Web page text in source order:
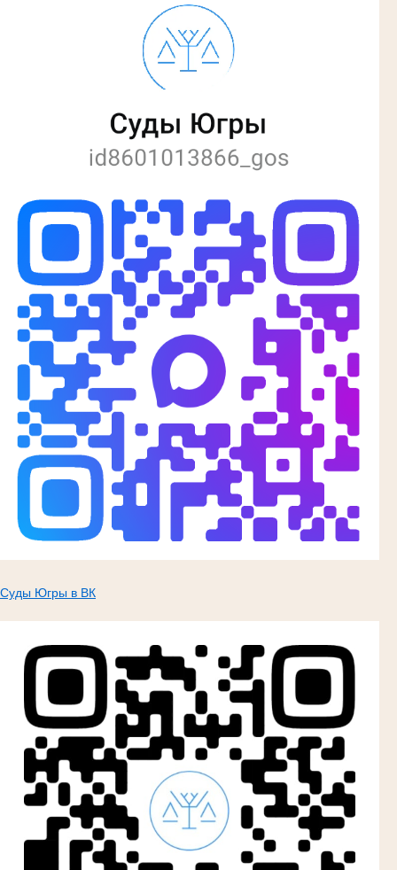
Суды Югры в ВК